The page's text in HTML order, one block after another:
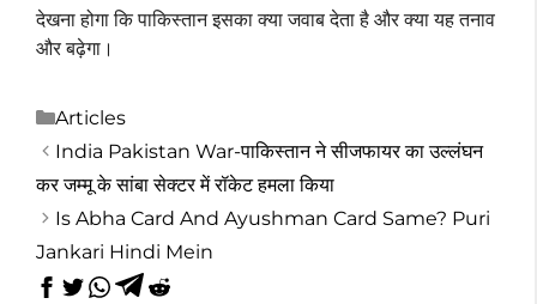
देखना होगा कि पाकिस्तान इसका क्या जवाब देता है और क्या यह तनाव
और बढ़ेगा।
Categories
Articles
India Pakistan War-पाकिस्तान ने सीजफायर का उल्लंघन
कर जम्मू के सांबा सेक्टर में रॉकेट हमला किया
Is Abha Card And Ayushman Card Same? Puri
Jankari Hindi Mein